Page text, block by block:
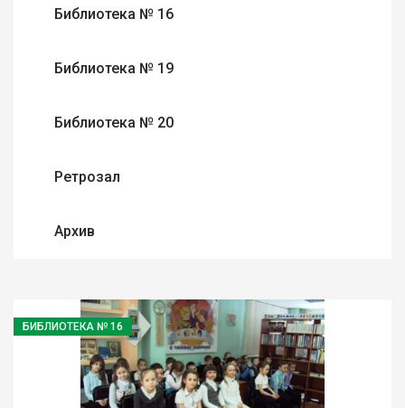
Библиотека № 16
Библиотека № 19
Библиотека № 20
Ретрозал
Архив
БИБЛИОТЕКА № 16